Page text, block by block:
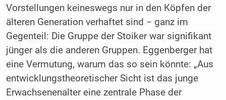
Vorstellungen keineswegs nur in den Köpfen der
älteren Generation verhaftet sind − ganz im
Gegenteil: Die Gruppe der Stoiker war signifikant
jünger als die anderen Gruppen. Eggenberger hat
eine Vermutung, warum das so sein könnte: „Aus
entwicklungstheoretischer Sicht ist das junge
Erwachsenenalter eine zentrale Phase der